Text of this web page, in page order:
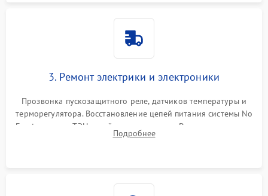
3. Ремонт электрики и электроники
Прозвонка пускозащитного реле, датчиков температуры и
терморегулятора. Восстановление цепей питания системы No
Frost, включая ТЭН оттайки и вентилятор. Ремонт или замена
платы управления при сбоях алгоритмов.
Подробнее